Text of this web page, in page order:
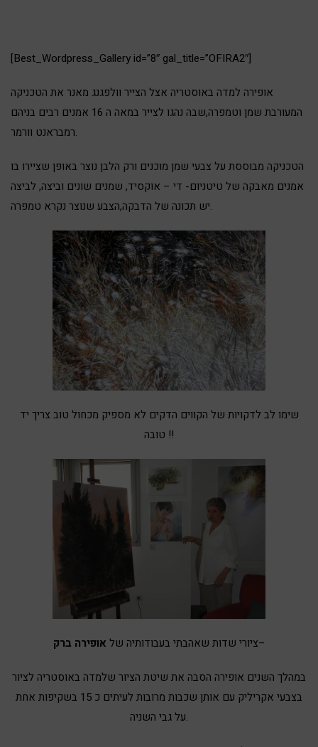
[Best_Wordpress_Gallery id=”8″ gal_title=”OFIRA2″]
אופירה למדה באוסטריה אצל הצייר וולפגנג מאנר את הטכניקה
המעורבת שמן וטמפרה,שבה נהגו לצייר במאה ה 16 אמנים רבים בניהם
רמבראנט וורמר.
הטכניקה מבוססת על צבעי שמן מוכנים ורק הלבן נוצר באופן שציירו בו
אמנים מאבקה של טיטניום- די – אוקסיד, שמנים שונים וביצה, לביצה
יש תכונה של הדבקה,הצבע שנוצר נקרא טמפרה.
שימו לב לדקויות של הקווים הדקים לא מספיק מכחול טוב צריך יד
טובה !!
ציורי שדות שאהבתי בעבודותיה של אופירה ברק –
במהלך השנים אופירה הסבה את שיטת הציור שלמדה באוסטריה לציור
בצבעי אקריליק עם אותן שכבות מרובות לעיתים כ 15 בשקיפות אחת
על גבי השניה.